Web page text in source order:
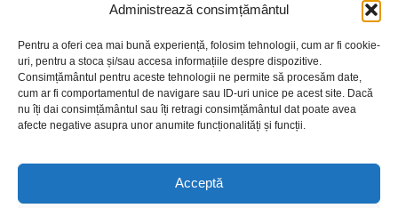
Administrează consimțământul
Pentru a oferi cea mai bună experiență, folosim tehnologii, cum ar fi cookie-
uri, pentru a stoca și/sau accesa informațiile despre dispozitive.
Consimțământul pentru aceste tehnologii ne permite să procesăm date,
cum ar fi comportamentul de navigare sau ID-uri unice pe acest site. Dacă
nu îți dai consimțământul sau îți retragi consimțământul dat poate avea
afecte negative asupra unor anumite funcționalități și funcții.
Acceptă
Contact
Politica de confidențialitate
Politică cookie-uri (UE)